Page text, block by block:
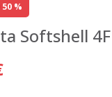
50 %
Softshell